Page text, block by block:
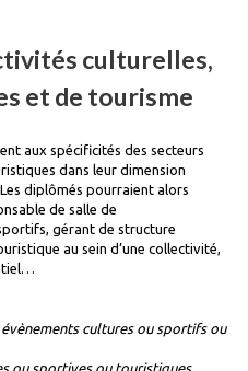
culturelles,
et de tourisme
aux spécificités des secteurs
dans leur dimension
diplômés pourraient alors
de salle de
gérant de structure
au sein d’une collectivité,
cultures ou sportifs ou
ou sportives ou touristiques.